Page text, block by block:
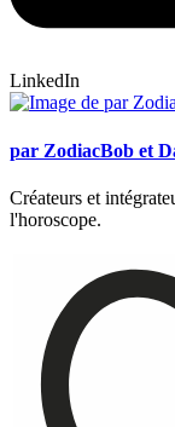
LinkedIn
par ZodiacBob et
Créateurs et
l'horoscope.